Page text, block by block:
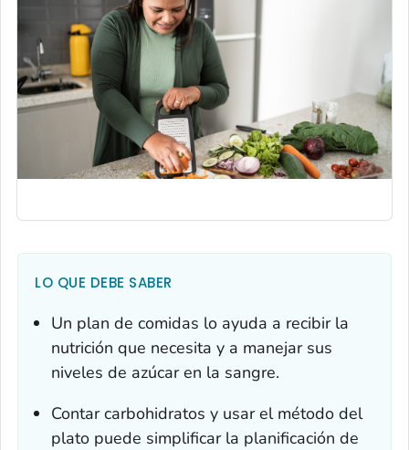
LO QUE DEBE SABER
Un plan de comidas lo ayuda a recibir la
nutrición que necesita y a manejar sus
niveles de azúcar en la sangre.
Contar carbohidratos y usar el método del
plato puede simplificar la planificación de